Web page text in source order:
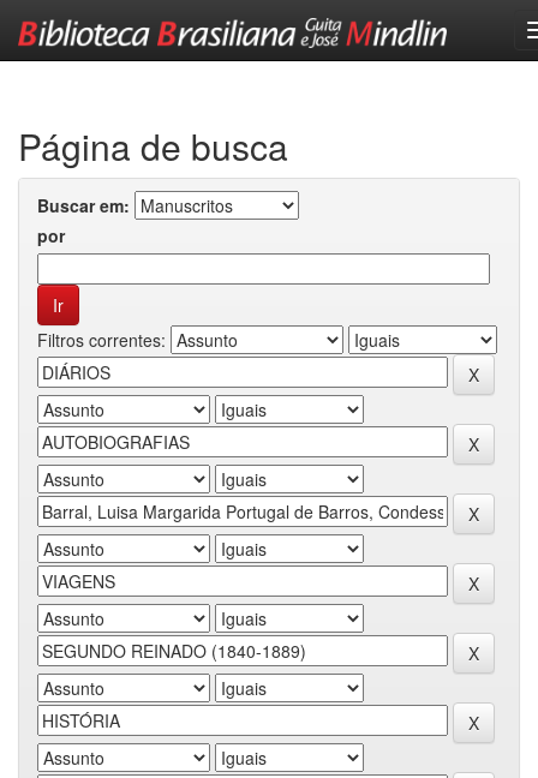
Página de busca
Buscar em:
por
Filtros correntes: